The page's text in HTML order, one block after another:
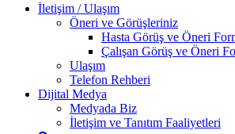
İletişim / Ulaşım
Öneri ve Görüşleriniz
Hasta Görüş ve Öneri
Çalışan Görüş ve Öneri
Ulaşım
Telefon Rehberi
Dijital Medya
Medyada Biz
İletişim ve Tanıtım Faaliyetleri